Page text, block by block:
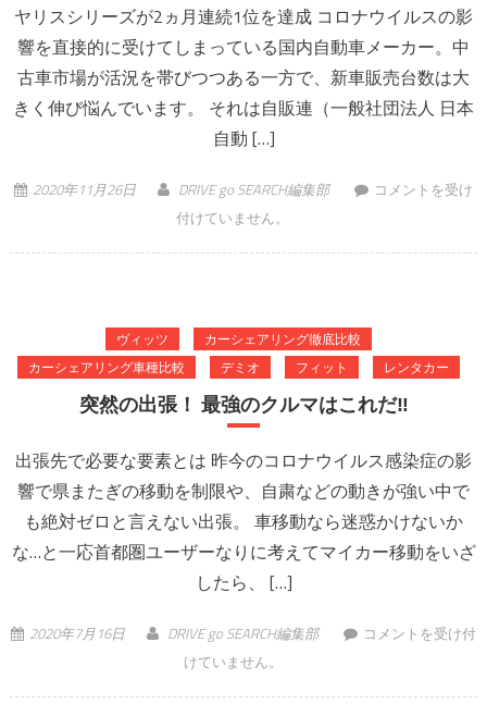
ヤリスシリーズが2ヵ月連続1位を達成 コロナウイルスの影
響を直接的に受けてしまっている国内自動車メーカー。中
古車市場が活況を帯びつつある一方で、新車販売台数は大
きく伸び悩んでいます。 それは自販連（一般社団法人 日本
自動 […]
2020年11月26日 DRIVE go SEARCH編集部
強い、ベスト5を
コメントを受け
付けていません。
ヴィッツ
カーシェアリング徹底比較
カーシェアリング車種比較
デミオ フィット レンタカー
突然の出張！ 最強のクルマはこれだ‼
出張先で必要な要素とは 昨今のコロナウイルス感染症の影
響で県またぎの移動を制限や、自粛などの動きが強い中で
も絶対ゼロと言えない出張。 車移動なら迷惑かけないか
な…と一応首都圏ユーザーなりに考えてマイカー移動をいざ
したら、 […]
2020年7月16日 DRIVE go SEARCH編集部
突然の出張！ 最強
コメントを受け付
けていません。